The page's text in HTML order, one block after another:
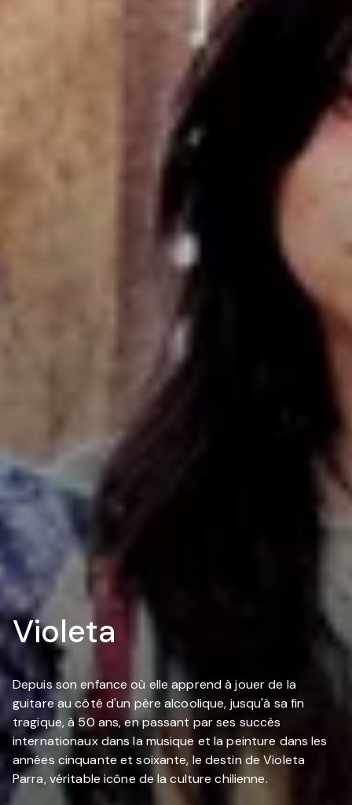
Violeta
Depuis son enfance où elle apprend à jouer de la
guitare au côté d'un père alcoolique, jusqu'à sa fin
tragique, à 50 ans, en passant par ses succès
internationaux dans la musique et la peinture dans les
années cinquante et soixante, le destin de Violeta
Parra, véritable icône de la culture chilienne.